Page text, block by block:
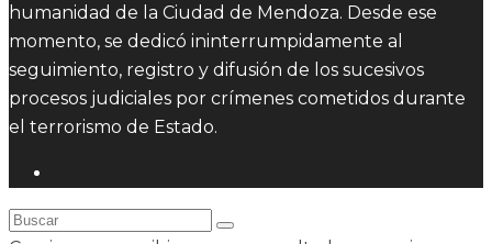
humanidad de la Ciudad de Mendoza. Desde ese
momento, se dedicó ininterrumpidamente al
seguimiento, registro y difusión de los sucesivos
procesos judiciales por crímenes cometidos durante
el terrorismo de Estado.